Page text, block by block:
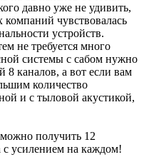
давно уже не удивить,
чувствовалась
устройств.
не требуется много
системы с сабом нужно
8 каналов, а вот если вам
количество
и с тыловой акустикой,
получить 12
с усилением на каждом!